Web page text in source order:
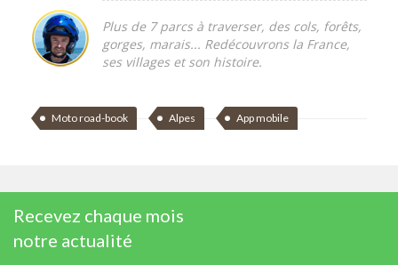
Plus de 7 parcs à traverser, des cols, forêts,
gorges, marais... Redécouvrons la France,
ses villages et son histoire.
Moto road-book Alpes App mobile
Recevez chaque mois
notre actualité